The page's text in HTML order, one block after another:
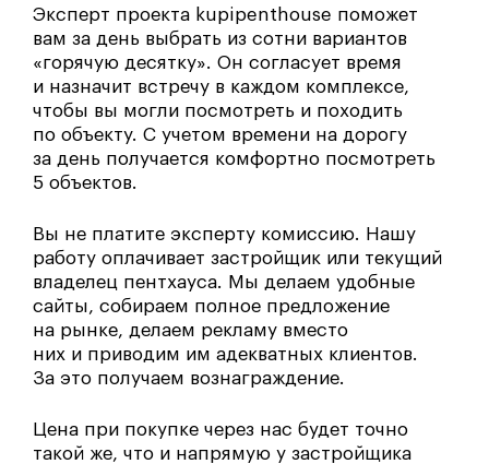
Эксперт проекта kupipenthouse поможет
вам за день выбрать из сотни вариантов
«горячую десятку». Он согласует время
и назначит встречу в каждом комплексе,
чтобы вы могли посмотреть и походить
по объекту. С учетом времени на дорогу
за день получается комфортно посмотреть
5 объектов.
Вы не платите эксперту комиссию. Нашу
работу оплачивает застройщик или текущий
владелец пентхауса. Мы делаем удобные
сайты, собираем полное предложение
на рынке, делаем рекламу вместо
них и приводим им адекватных клиентов.
За это получаем вознаграждение.
Цена при покупке через нас будет точно
такой же, что и напрямую у застройщика